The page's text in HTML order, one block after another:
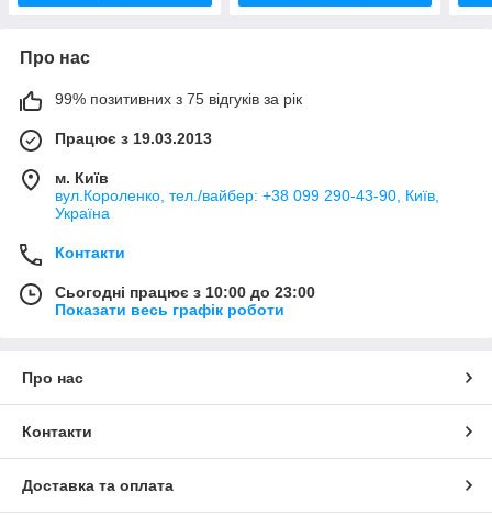
Про нас
99% позитивних з 75 відгуків за рік
Працює з 19.03.2013
м. Київ
вул.Короленко, тел./вайбер: +38 099 290-43-90, Київ,
Україна
Контакти
Сьогодні працює з 10:00 до 23:00
Показати весь графік роботи
Про нас
Контакти
Доставка та оплата